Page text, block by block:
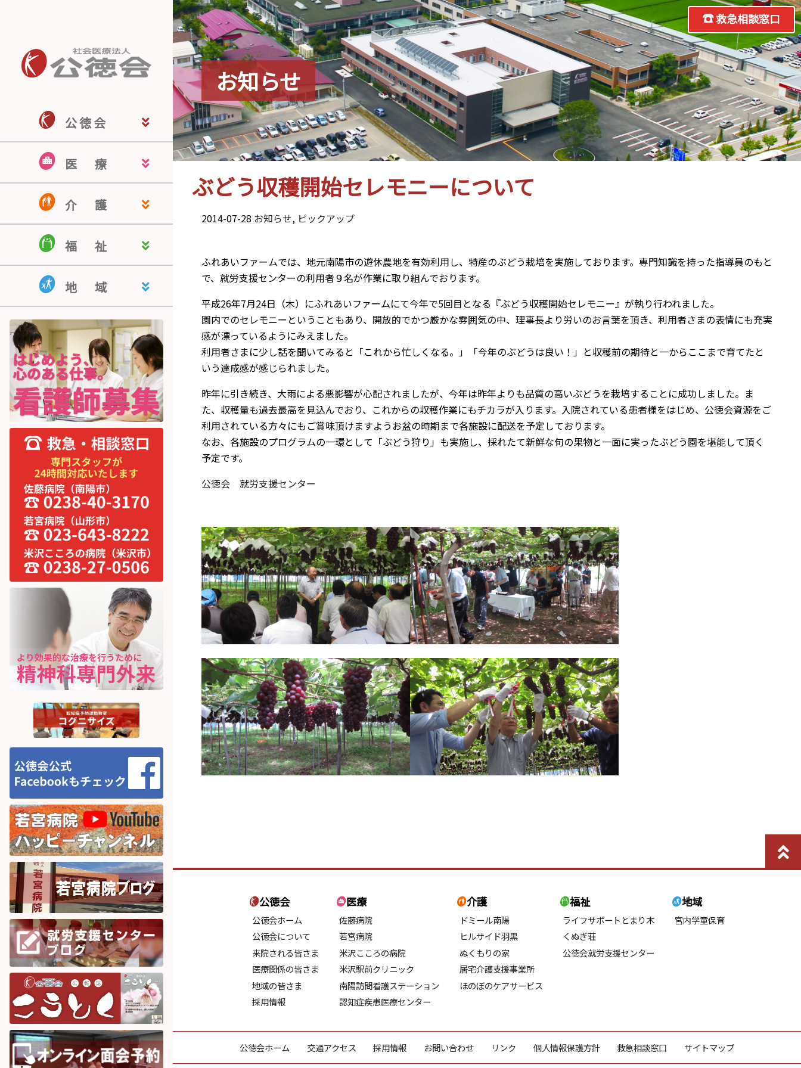
公 徳 会
公徳会ホーム
公徳会について
来院される皆さま
医療関係の皆さま
地域の皆さま
採用情報
医 療
佐藤病院
若宮病院
米沢こころの病院
米沢駅前クリニック
南陽訪問看護ステーション
認知症疾患医療センター
介 護
介護老人保健施設 ドミール南陽
介護付有料老人ホーム ヒルサイ
ド羽黒
認知症対応型共同生活介護 ぬく
もりの家
居宅介護支援事業所
ほのぼのケアサービス
福 祉
地域活動支援センター・指定相
談支援事業所 ライフサポートと
まり木
共同生活援助事業所 くぬぎ荘
就労継続支援B型事業所 公徳会
就労支援センター
地 域
救急相談窓口
お知らせ
ぶどう収穫開始セレモニーについて
2014-07-28 お知らせ, ピックアップ
ふれあいファームでは、地元南陽市の遊休農地を有効利用し、特産のぶどう栽培を実施しております。専門知識を持った指導員のもと
で、就労支援センターの利用者９名が作業に取り組んでおります。
平成26年7月24日（木）にふれあいファームにて今年で5回目となる『ぶどう収穫開始セレモニー』が執り行われました。
園内でのセレモニーということもあり、開放的でかつ厳かな雰囲気の中、理事長より労いのお言葉を頂き、利用者さまの表情にも充実
感が漂っているようにみえました。
利用者さまに少し話を聞いてみると「これから忙しくなる。」「今年のぶどうは良い！」と収穫前の期待と一からここまで育てたと
いう達成感が感じられました。
昨年に引き続き、大雨による悪影響が心配されましたが、今年は昨年よりも品質の高いぶどうを栽培することに成功しました。ま
た、収穫量も過去最高を見込んでおり、これからの収穫作業にもチカラが入ります。入院されている患者様をはじめ、公徳会資源をご
利用されている方々にもご賞味頂けますようお盆の時期まで各施設に配送を予定しております。
なお、各施設のプログラムの一環として「ぶどう狩り」も実施し、採れたて新鮮な旬の果物と一面に実ったぶどう園を堪能して頂く
予定です。
公徳会 就労支援センター
公徳会
公徳会ホーム
公徳会について
来院される皆さま
医療関係の皆さま
地域の皆さま
採用情報
医療
佐藤病院
若宮病院
米沢こころの病院
米沢駅前クリニック
南陽訪問看護ステーション
認知症疾患医療センター
介護
ドミール南陽
ヒルサイド羽黒
ぬくもりの家
居宅介護支援事業所
ほのぼのケアサービス
福祉
ライフサポートとまり木
くぬぎ荘
公徳会就労支援センター
地域
宮内学童保育
公徳会ホーム 交通アクセス 採用情報 お問い合わせ リンク 個人情報保護方針 救急相談窓口 サイトマップ